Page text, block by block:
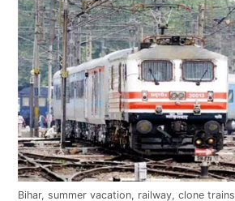
Bihar, summer vacation, railway, clone trains